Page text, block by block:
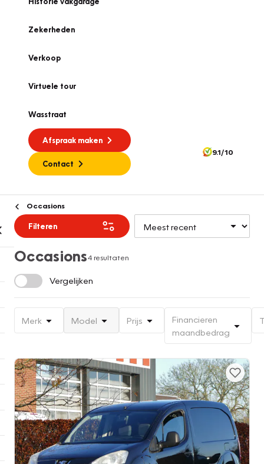
Zekerheden
Verkoop
Virtuele tour
Wasstraat
Afspraak maken
Contact
9.1/10
Occasions
Filteren
Occasions4 resultaten
Vergelijken
Merk Model Prijs
Financieren
maandbedrag